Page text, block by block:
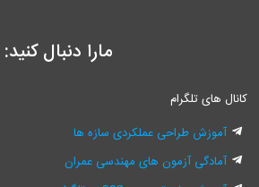
مارا دنبال کنید:
کانال های تلگرام
آموزش طراحی عملکردی سازه ها
آمادگی آزمون های مهندسی عمران